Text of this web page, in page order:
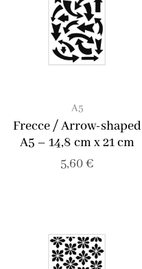
A5
Frecce / Arrow-shaped
A5 – 14,8 cm x 21 cm
5,60€